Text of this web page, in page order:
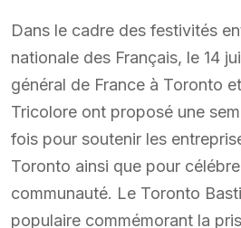
Dans le cadre des festivités
nationale des Français, le 14
général de France à Toronto
Tricolore ont proposé une
fois pour soutenir les
Toronto ainsi que pour
communauté. Le Toronto
populaire commémorant la